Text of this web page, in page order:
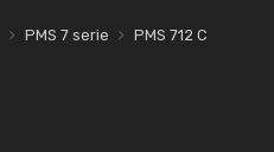
PMS 7 serie PMS 712 C